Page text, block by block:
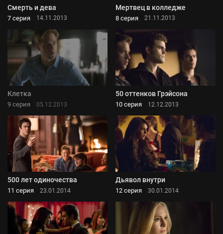
Смерть и дева
7 серия 14.11.2013
Мертвец в колледже
8 серия 21.11.2013
Клетка
9 серия 05.12.2013
50 оттенков Грэйсона
10 серия 12.12.2013
500 лет одиночества
11 серия 23.01.2014
Дьявол внутри
12 серия 30.01.2014